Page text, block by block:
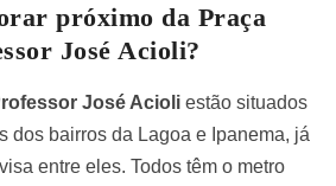
próximo da Praça
José Acioli?
José Acioli estão situados
dos bairros da Lagoa e Ipanema, já
entre eles. Todos têm o metro